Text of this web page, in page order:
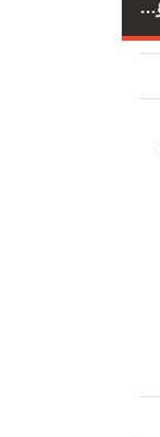
حول المؤسسة